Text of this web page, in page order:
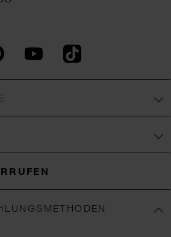
PinterestYouTubeTikTok